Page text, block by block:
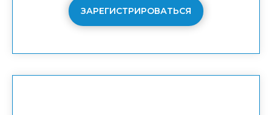
ЗАРЕГИСТРИРОВАТЬСЯ